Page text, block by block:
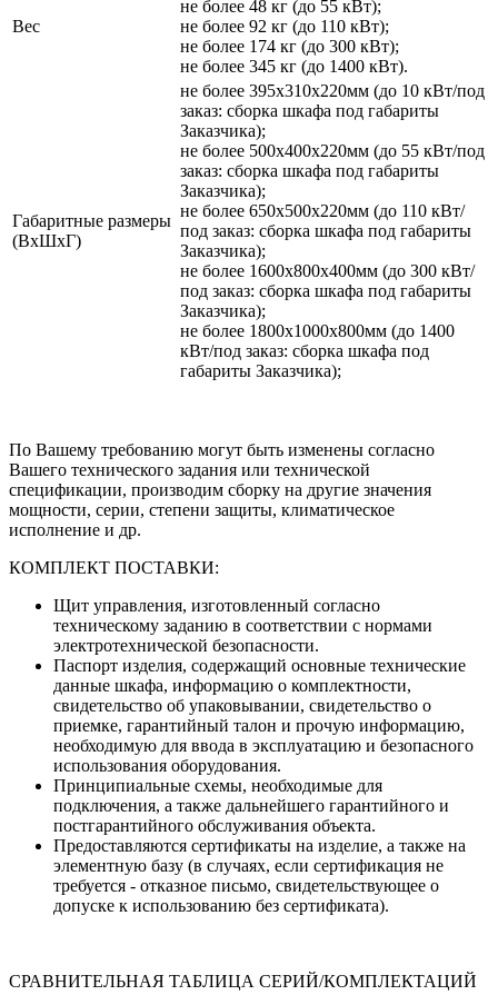
Вес
не более 48 кг (до 55 кВт);
не более 92 кг (до 110 кВт);
не более 174 кг (до 300 кВт);
не более 345 кг (до 1400 кВт).
Габаритные размеры
(ВхШхГ)
не более 395х310х220мм (до 10 кВт/под
заказ: сборка шкафа под габариты
Заказчика);
не более 500х400х220мм (до 55 кВт/под
заказ: сборка шкафа под габариты
Заказчика);
не более 650х500х220мм (до 110 кВт/
под заказ: сборка шкафа под габариты
Заказчика);
не более 1600х800х400мм (до 300 кВт/
под заказ: сборка шкафа под габариты
Заказчика);
не более 1800х1000х800мм (до 1400
кВт/под заказ: сборка шкафа под
габариты Заказчика);
По Вашему требованию могут быть изменены согласно
Вашего технического задания или технической
спецификации, производим сборку на другие значения
мощности, серии, степени защиты, климатическое
исполнение и др.
КОМПЛЕКТ ПОСТАВКИ:
Щит управления, изготовленный согласно
техническому заданию в соответствии с нормами
электротехнической безопасности.
Паспорт изделия, содержащий основные технические
данные шкафа, информацию о комплектности,
свидетельство об упаковывании, свидетельство о
приемке, гарантийный талон и прочую информацию,
необходимую для ввода в эксплуатацию и безопасного
использования оборудования.
Принципиальные схемы, необходимые для
подключения, а также дальнейшего гарантийного и
постгарантийного обслуживания объекта.
Предоставляются сертификаты на изделие, а также на
элементную базу (в случаях, если сертификация не
требуется - отказное письмо, свидетельствующее о
допуске к использованию без сертификата).
СРАВНИТЕЛЬНАЯ ТАБЛИЦА СЕРИЙ/КОМПЛЕКТАЦИЙ